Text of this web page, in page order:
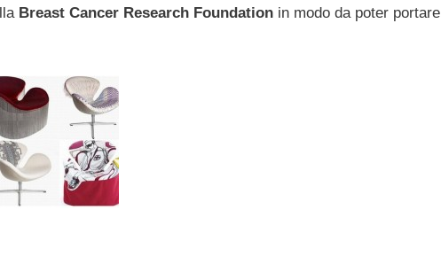
Breast Cancer Research Foundation in modo da poter portare